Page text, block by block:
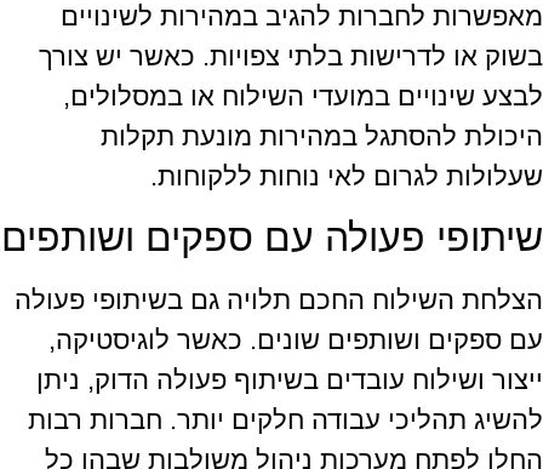
מאפשרות לחברות להגיב במהירות לשינויים
בשוק או לדרישות בלתי צפויות. כאשר יש צורך
לבצע שינויים במועדי השילוח או במסלולים,
היכולת להסתגל במהירות מונעת תקלות
שעלולות לגרום לאי נוחות ללקוחות.
שיתופי פעולה עם ספקים ושותפים
הצלחת השילוח החכם תלויה גם בשיתופי פעולה
עם ספקים ושותפים שונים. כאשר לוגיסטיקה,
ייצור ושילוח עובדים בשיתוף פעולה הדוק, ניתן
להשיג תהליכי עבודה חלקים יותר. חברות רבות
החלו לפתח מערכות ניהול משולבות שבהן כל